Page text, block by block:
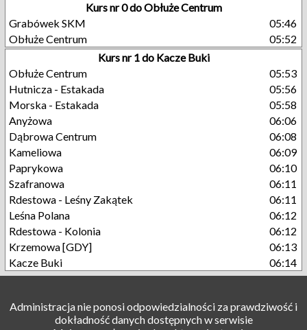
Kurs nr 0 do Obłuże Centrum
Grabówek SKM
05:46
Obłuże Centrum
05:52
Kurs nr 1 do Kacze Buki
Obłuże Centrum
05:53
Hutnicza - Estakada
05:56
Morska - Estakada
05:58
Anyżowa
06:06
Dąbrowa Centrum
06:08
Kameliowa
06:09
Paprykowa
06:10
Szafranowa
06:11
Rdestowa - Leśny Zakątek
06:11
Leśna Polana
06:12
Rdestowa - Kolonia
06:12
Krzemowa [GDY]
06:13
Kacze Buki
06:14
Administracja nie ponosi odpowiedzialności za prawdziwość i
dokładność danych dostępnych w serwisie